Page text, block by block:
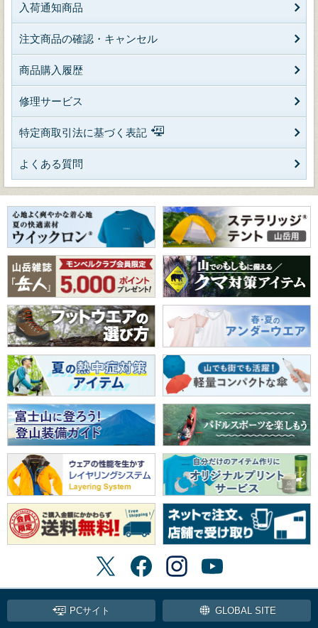
入荷通知商品
注文商品の確認・キャンセル
商品購入履歴
修理サービス
特定商取引法に基づく表記
よくある質問
PCサイト GLOBAL SITE